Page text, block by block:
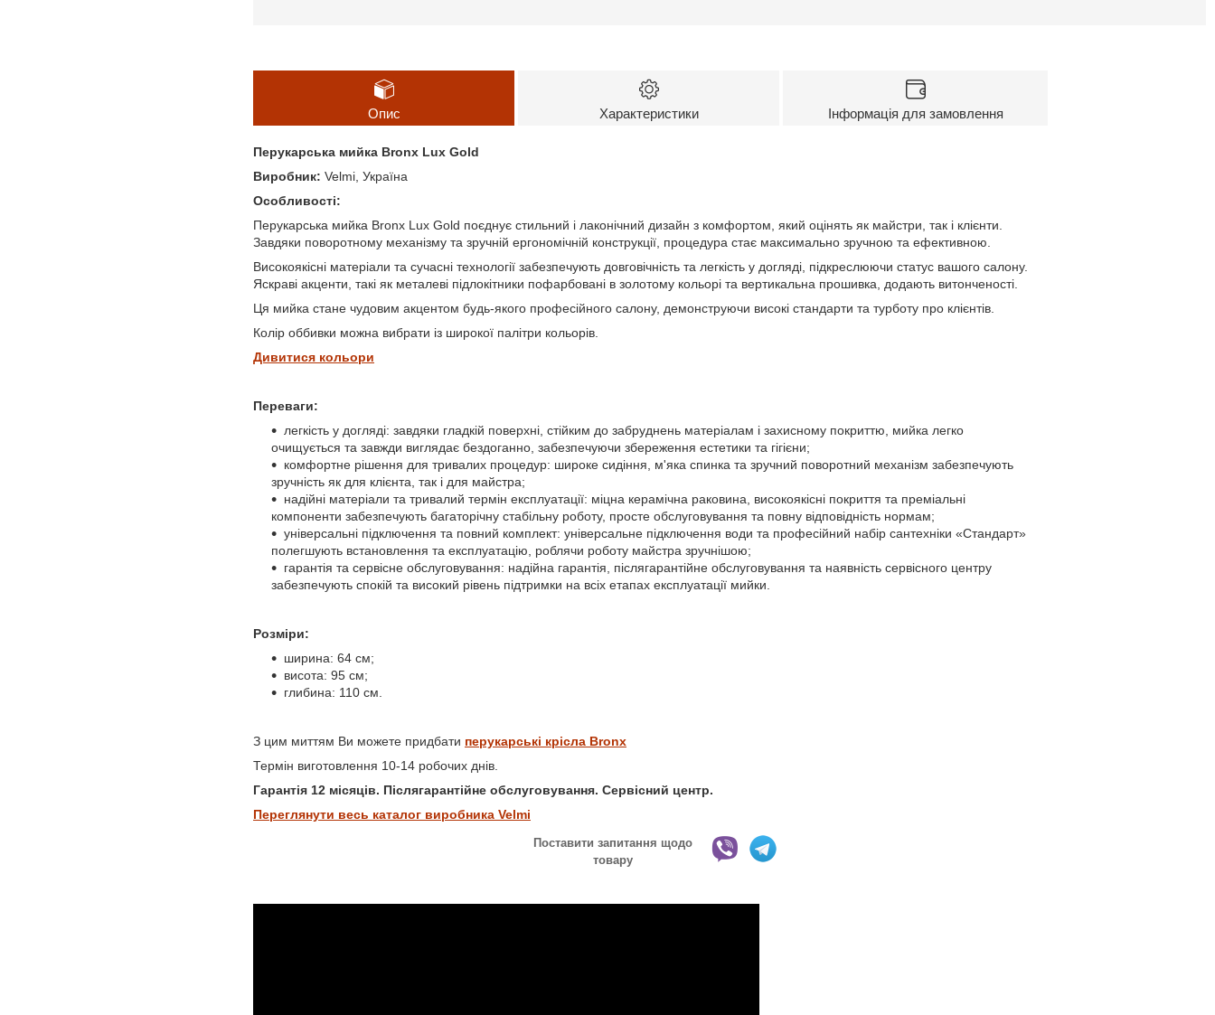
Опис Характеристики Інформація для замовлення
Перукарська мийка Bronx Lux Gold
Виробник: Velmi, Україна
Особливості:
Перукарська мийка Bronx Lux Gold поєднує стильний і лаконічний дизайн з комфортом, який оцінять як майстри, так і клієнти.
Завдяки поворотному механізму та зручній ергономічній конструкції, процедура стає максимально зручною та ефективною.
Високоякісні матеріали та сучасні технології забезпечують довговічність та легкість у догляді, підкреслюючи статус вашого салону.
Яскраві акценти, такі як металеві підлокітники пофарбовані в золотому кольорі та вертикальна прошивка, додають витонченості.
Ця мийка стане чудовим акцентом будь-якого професійного салону, демонструючи високі стандарти та турботу про клієнтів.
Колір оббивки можна вибрати із широкої палітри кольорів.
Дивитися кольори
Переваги:
легкість у догляді: завдяки гладкій поверхні, стійким до забруднень матеріалам і захисному покриттю, мийка легко
очищується та завжди виглядає бездоганно, забезпечуючи збереження естетики та гігієни;
комфортне рішення для тривалих процедур: широке сидіння, м'яка спинка та зручний поворотний механізм забезпечують
зручність як для клієнта, так і для майстра;
надійні матеріали та тривалий термін експлуатації: міцна керамічна раковина, високоякісні покриття та преміальні
компоненти забезпечують багаторічну стабільну роботу, просте обслуговування та повну відповідність нормам;
універсальні підключення та повний комплект: універсальне підключення води та професійний набір сантехніки «Стандарт»
полегшують встановлення та експлуатацію, роблячи роботу майстра зручнішою;
гарантія та сервісне обслуговування: надійна гарантія, післягарантійне обслуговування та наявність сервісного центру
забезпечують спокій та високий рівень підтримки на всіх етапах експлуатації мийки.
Розміри:
ширина: 64 см;
висота: 95 см;
глибина: 110 см.
З цим миттям Ви можете придбати перукарські крісла Bronx
Термін виготовлення 10-14 робочих днів.
Гарантія 12 місяців. Післягарантійне обслуговування. Сервісний центр.
Переглянути весь каталог виробника Velmi
Поставити запитання щодо
товару